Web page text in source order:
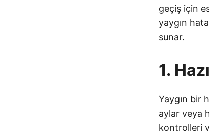
geçiş için
yaygın
sunar.
1.
Yaygın bir
aylar veya
kontrolleri